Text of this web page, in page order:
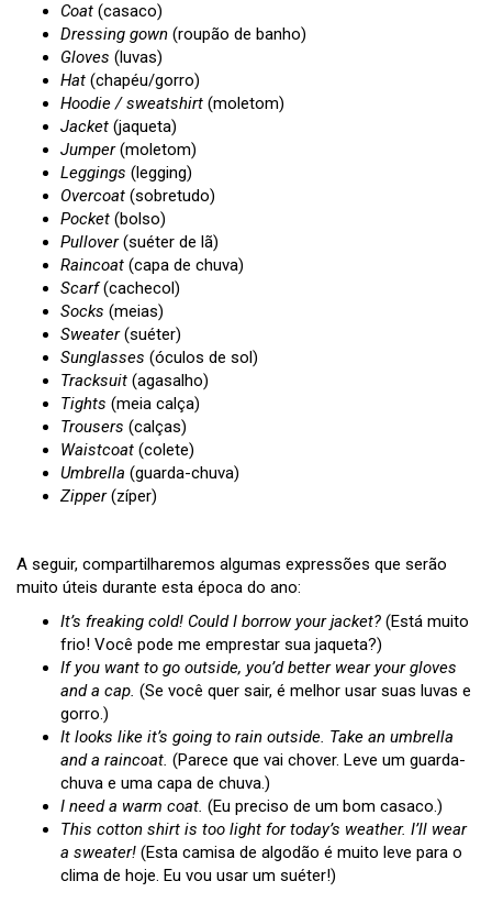
Coat (casaco)
Dressing gown (roupão de banho)
Gloves (luvas)
Hat (chapéu/gorro)
Hoodie / sweatshirt (moletom)
Jacket (jaqueta)
Jumper(moletom)
Leggings (legging)
Overcoat (sobretudo)
Pocket (bolso)
Pullover(suéter de lã)
Raincoat (capa de chuva)
Scarf(cachecol)
Socks (meias)
Sweater(suéter)
Sunglasses (óculos de sol)
Tracksuit (agasalho)
Tights (meia calça)
Trousers (calças)
Waistcoat (colete)
Umbrella (guarda-chuva)
Zipper(zíper)
A seguir, compartilharemos algumas expressões que serão
muito úteis durante esta época do ano:
It’s freaking cold! Could I borrow your jacket? (Está muito
frio! Você pode me emprestar sua jaqueta?)
If you want to go outside, you’d better wear your gloves
and a cap. (Se você quer sair, é melhor usar suas luvas e
gorro.)
It looks like it’s going to rain outside. Take an umbrella
and a raincoat. (Parece que vai chover. Leve um guarda-
chuva e uma capa de chuva.)
I need a warm coat. (Eu preciso de um bom casaco.)
This cotton shirt is too light for today’s weather. I’ll wear
a sweater! (Esta camisa de algodão é muito leve para o
clima de hoje. Eu vou usar um suéter!)